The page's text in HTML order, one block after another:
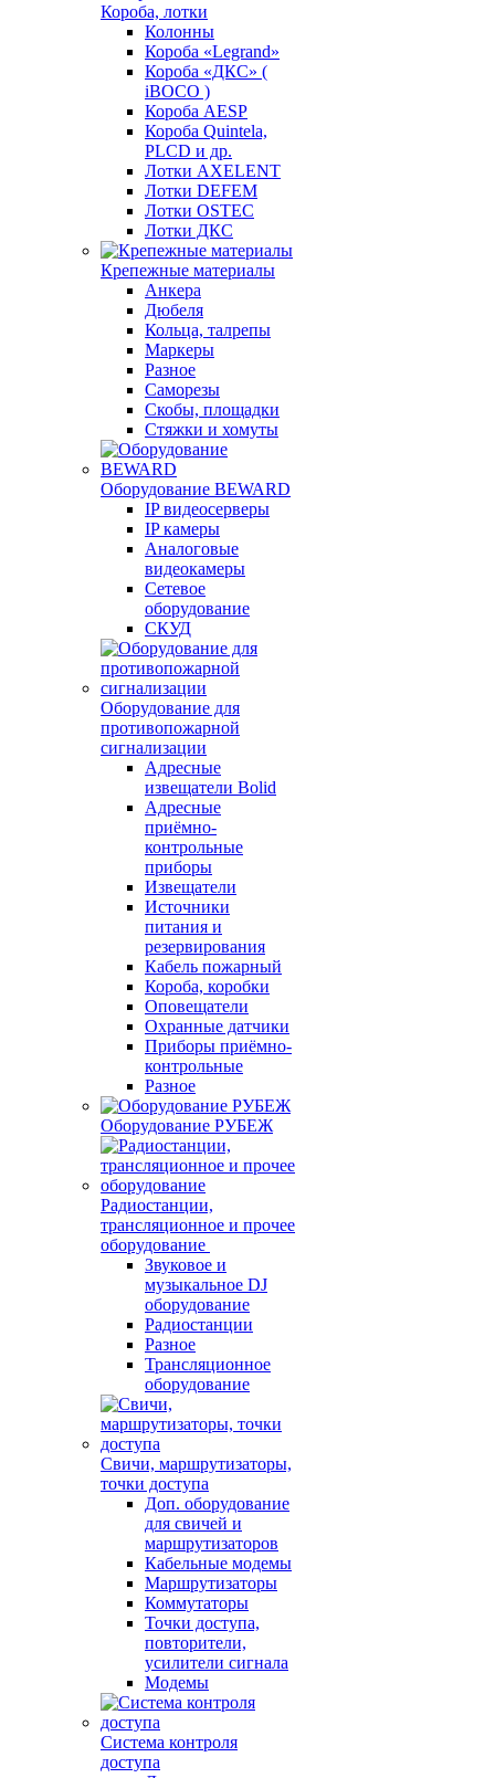
Короба, лотки
Колонны
Короба «Legrand»
Короба «ДКС» (
iBOCO )
Короба AESP
Короба Quintela,
PLCD и др.
Лотки AXELENT
Лотки DEFEM
Лотки OSTEC
Лотки ДКС
Крепежные материалы
Анкера
Дюбеля
Кольца, талрепы
Маркеры
Разное
Саморезы
Скобы, площадки
Стяжки и хомуты
Оборудование BEWARD
IP видеосерверы
IP камеры
Аналоговые
видеокамеры
Сетевое
оборудование
СКУД
Оборудование для
противопожарной
сигнализации
Адресные
извещатели Bolid
Адресные
приёмно-
контрольные
приборы
Извещатели
Источники
питания и
резервирования
Кабель пожарный
Короба, коробки
Оповещатели
Охранные датчики
Приборы приёмно-
контрольные
Разное
Оборудование РУБЕЖ
Радиостанции,
трансляционное и прочее
оборудование
Звуковое и
музыкальное DJ
оборудование
Радиостанции
Разное
Трансляционное
оборудование
Свичи, маршрутизаторы,
точки доступа
Доп. оборудование
для свичей и
маршрутизаторов
Кабельные модемы
Маршрутизаторы
Коммутаторы
Точки доступа,
повторители,
усилители сигнала
Модемы
Система контроля
доступа